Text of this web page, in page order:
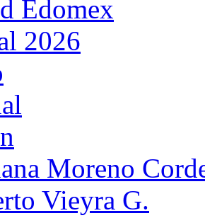
Edomex
2026
Moreno
Vieyra G.